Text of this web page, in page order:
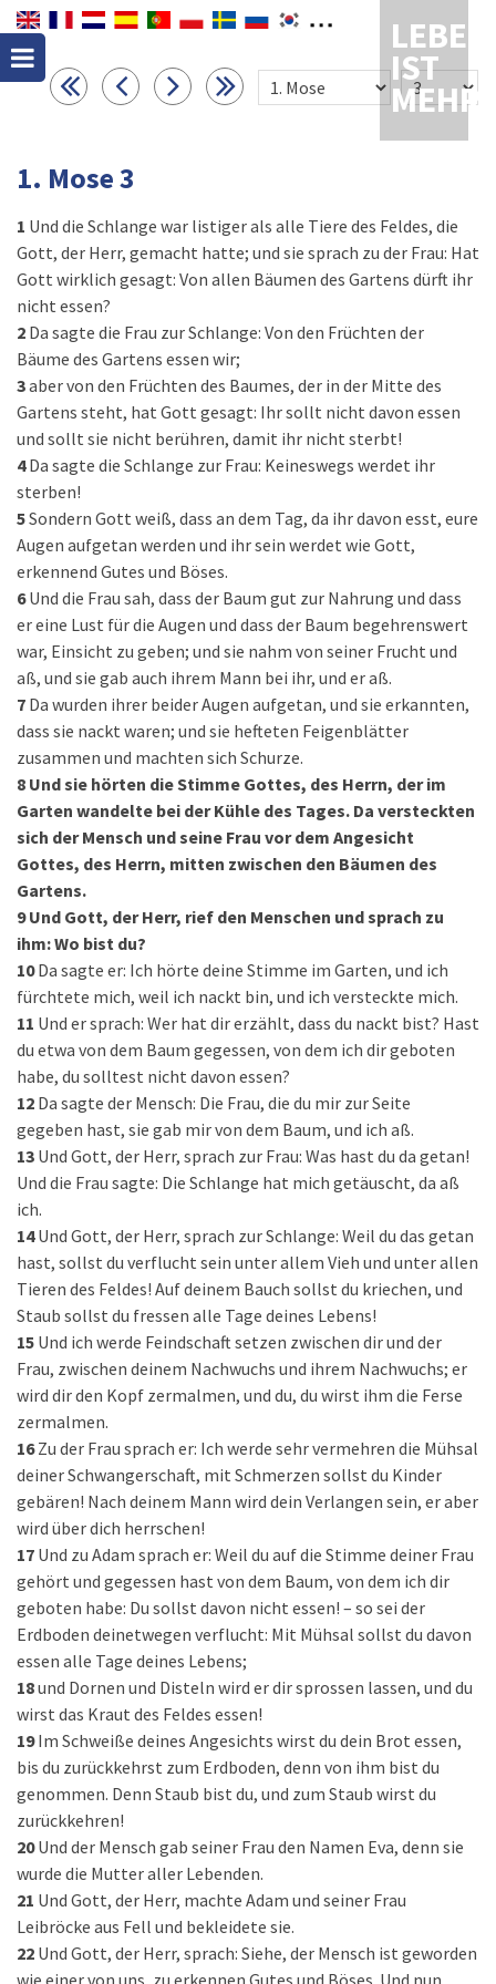
LEBEN
IST
MEHR
1. Mose 3
1 Und die Schlange war listiger als alle Tiere des Feldes, die
Gott, der Herr, gemacht hatte; und sie sprach zu der Frau: Hat
Gott wirklich gesagt: Von allen Bäumen des Gartens dürft ihr
nicht essen?
2 Da sagte die Frau zur Schlange: Von den Früchten der
Bäume des Gartens essen wir;
3aber von den Früchten des Baumes, der in der Mitte des
Gartens steht, hat Gott gesagt: Ihr sollt nicht davon essen
und sollt sie nicht berühren, damit ihr nicht sterbt!
4 Da sagte die Schlange zur Frau: Keineswegs werdet ihr
sterben!
5Sondern Gott weiß, dass an dem Tag, da ihr davon esst, eure
Augen aufgetan werden und ihr sein werdet wie Gott,
erkennend Gutes und Böses.
6 Und die Frau sah, dass der Baum gut zur Nahrung und dass
er eine Lust für die Augen und dass der Baum begehrenswert
war, Einsicht zu geben; und sie nahm von seiner Frucht und
aß, und sie gab auch ihrem Mann bei ihr, und er aß.
7 Da wurden ihrer beider Augen aufgetan, und sie erkannten,
dass sie nackt waren; und sie hefteten Feigenblätter
zusammen und machten sich Schurze.
8 Und sie hörten die Stimme Gottes, des Herrn, der im
Garten wandelte bei der Kühle des Tages. Da versteckten
sich der Mensch und seine Frau vor dem Angesicht
Gottes, des Herrn, mitten zwischen den Bäumen des
Gartens.
9 Und Gott, der Herr, rief den Menschen und sprach zu
ihm: Wo bist du?
10 Da sagte er: Ich hörte deine Stimme im Garten, und ich
fürchtete mich, weil ich nackt bin, und ich versteckte mich.
11 Und er sprach: Wer hat dir erzählt, dass du nackt bist? Hast
du etwa von dem Baum gegessen, von dem ich dir geboten
habe, du solltest nicht davon essen?
12 Da sagte der Mensch: Die Frau, die du mir zur Seite
gegeben hast, sie gab mir von dem Baum, und ich aß.
13 Und Gott, der Herr, sprach zur Frau: Was hast du da getan!
Und die Frau sagte: Die Schlange hat mich getäuscht, da aß
ich.
14 Und Gott, der Herr, sprach zur Schlange: Weil du das getan
hast, sollst du verflucht sein unter allem Vieh und unter allen
Tieren des Feldes! Auf deinem Bauch sollst du kriechen, und
Staub sollst du fressen alle Tage deines Lebens!
15 Und ich werde Feindschaft setzen zwischen dir und der
Frau, zwischen deinem Nachwuchs und ihrem Nachwuchs; er
wird dir den Kopf zermalmen, und du, du wirst ihm die Ferse
zermalmen.
16 Zu der Frau sprach er: Ich werde sehr vermehren die Mühsal
deiner Schwangerschaft, mit Schmerzen sollst du Kinder
gebären! Nach deinem Mann wird dein Verlangen sein, er aber
wird über dich herrschen!
17 Und zu Adam sprach er: Weil du auf die Stimme deiner Frau
gehört und gegessen hast von dem Baum, von dem ich dir
geboten habe: Du sollst davon nicht essen! – so sei der
Erdboden deinetwegen verflucht: Mit Mühsal sollst du davon
essen alle Tage deines Lebens;
18und Dornen und Disteln wird er dir sprossen lassen, und du
wirst das Kraut des Feldes essen!
19 Im Schweiße deines Angesichts wirst du dein Brot essen,
bis du zurückkehrst zum Erdboden, denn von ihm bist du
genommen. Denn Staub bist du, und zum Staub wirst du
zurückkehren!
20 Und der Mensch gab seiner Frau den Namen Eva, denn sie
wurde die Mutter aller Lebenden.
21 Und Gott, der Herr, machte Adam und seiner Frau
Leibröcke aus Fell und bekleidete sie.
22 Und Gott, der Herr, sprach: Siehe, der Mensch ist geworden
wie einer von uns, zu erkennen Gutes und Böses. Und nun,